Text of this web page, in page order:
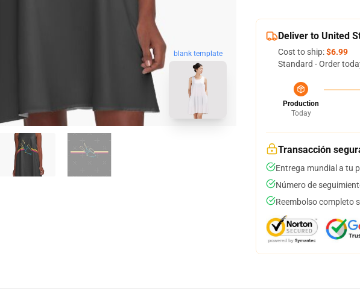
blank template
Deliver to United
Cost to ship:$6.99
Standard - Order
Production
Today
Transacción
Entrega mundial a tu
Número de
Reembolso completo